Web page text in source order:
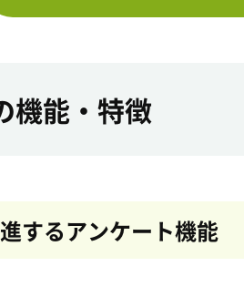
機能・特徴
するアンケート機能